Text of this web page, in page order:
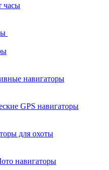
часы
навигаторы
GPS навигаторы
для охоты
навигаторы